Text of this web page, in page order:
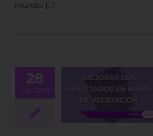
mundo. […]
28
06, 2021
los
de
de
densa